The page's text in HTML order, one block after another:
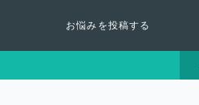
お悩みを投稿する